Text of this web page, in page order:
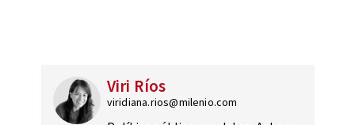
Viri Ríos
viridiana.rios@milenio.com